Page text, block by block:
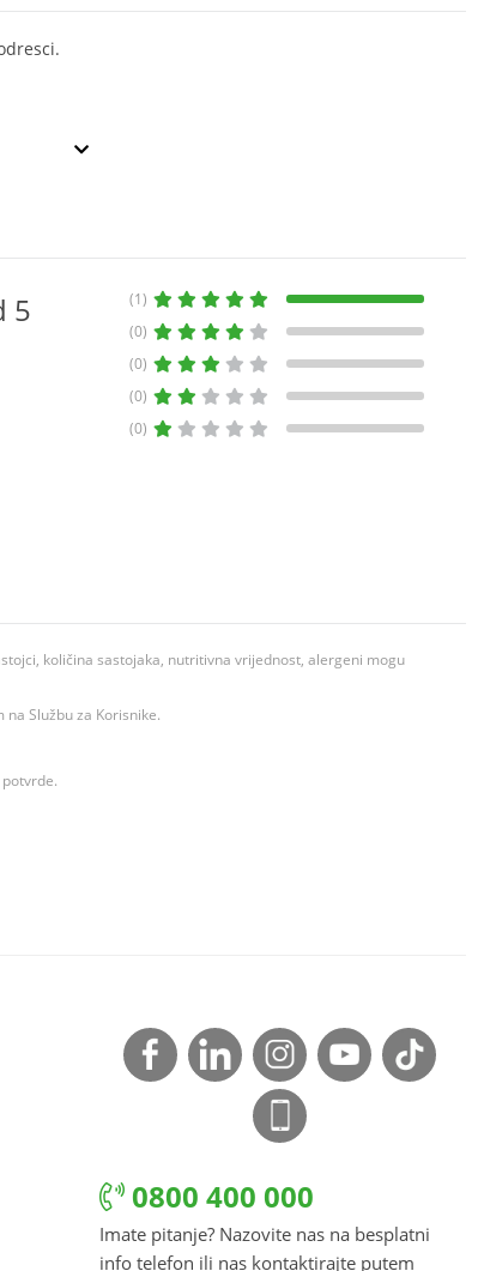
5
(1)
(0)
(0)
(0)
(0)
količina sastojaka, nutritivna vrijednost, alergeni mogu
Službu za Korisnike.
0800 400 000
Imate pitanje? Nazovite nas na besplatni
info telefon ili nas kontaktirajte putem